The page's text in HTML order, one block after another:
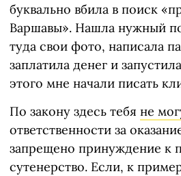
буквально вбила в поиск
Варшавы». Нашла нужный
туда свои фото, написала
заплатила денег и
этого мне начали писать
По закону здесь тебя не
ответственности за
запрещено принуждение к
сутенерство. Если, к